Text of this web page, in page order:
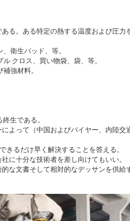
る。ある特定の熱する温度および圧力
衛生パッド、等。
クロス、買い物袋、袋、等。
強材料。
生である。
よって（中国およびバイヤー、内陸交
るだけ早く解決することを答える。
に十分な技術者を差し向けてもいい。
な文書そして相対的なデッサンを供給